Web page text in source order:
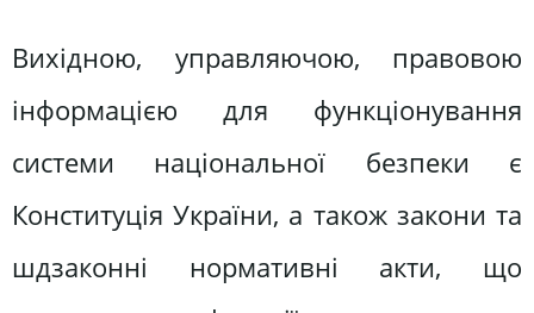
Вихідною, управляючою, правовою
інформацією для функціонування
системи національної безпеки є
Конституція України, а також закони та
шдзаконні нормативні акти, що